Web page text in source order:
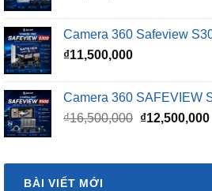
Camera 360 Safeview
₫11,500,000
Camera 360 SAFEVIEW
₫16,500,000 Giá
₫16,500,000.
₫12,500,000
BÀI VIẾT MỚI